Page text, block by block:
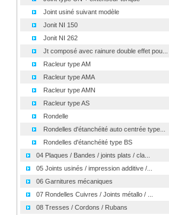
Joint usiné suivant modèle
Jonit NI 150
Jonit NI 262
Jt composé avec rainure double effet pou...
Racleur type AM
Racleur type AMA
Racleur type AMN
Racleur type AS
Rondelle
Rondelles d'étanchéité auto centrée type...
Rondelles d'étanchéité type BS
04 Plaques / Bandes / joints plats / cla...
05 Joints usinés / impression additive /...
06 Garnitures mécaniques
07 Rondelles Cuivres / Joints métallo / ...
08 Tresses / Cordons / Rubans